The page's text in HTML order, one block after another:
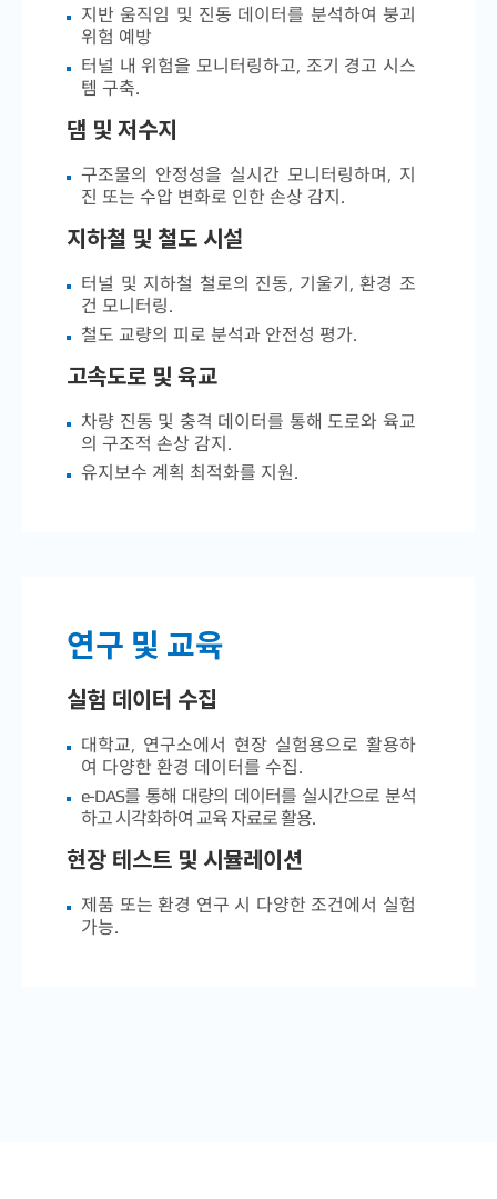
지반 움직임 및 진동 데이터를 분석하여 붕괴
위험 예방
터널 내 위험을 모니터링하고, 조기 경고 시스
템 구축.
댐 및 저수지
구조물의 안정성을 실시간 모니터링하며, 지
진 또는 수압 변화로 인한 손상 감지.
지하철 및 철도 시설
터널 및 지하철 철로의 진동, 기울기, 환경 조
건 모니터링.
철도 교량의 피로 분석과 안전성 평가.
고속도로 및 육교
차량 진동 및 충격 데이터를 통해 도로와 육교
의 구조적 손상 감지.
유지보수 계획 최적화를 지원.
연구 및 교육
실험 데이터 수집
대학교, 연구소에서 현장 실험용으로 활용하
여 다양한 환경 데이터를 수집.
e-DAS를 통해 대량의 데이터를 실시간으로 분석
하고 시각화하여 교육 자료로 활용.
현장 테스트 및 시뮬레이션
제품 또는 환경 연구 시 다양한 조건에서 실험
가능.